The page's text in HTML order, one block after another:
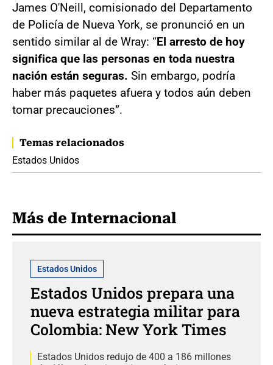
James O'Neill, comisionado del Departamento
de Policía de Nueva York, se pronunció en un
sentido similar al de Wray: “El arresto de hoy
significa que las personas en toda nuestra
nación están seguras. Sin embargo, podría
haber más paquetes afuera y todos aún deben
tomar precauciones”.
Temas relacionados
Estados Unidos
Más de Internacional
Estados Unidos
Estados Unidos prepara una
nueva estrategia militar para
Colombia: New York Times
Estados Unidos redujo de 400 a 186 millones